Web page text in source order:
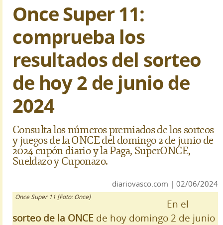
Once Super 11:
comprueba los
resultados del sorteo
de hoy 2 de junio de
2024
Consulta los números premiados de los sorteos
y juegos de la ONCE del domingo 2 de junio de
2024 cupón diario y la Paga, SuperONCE,
Sueldazo y Cuponazo.
diariovasco.com | 02/06/2024
Once Super 11 [Foto: Once]
En el
sorteo de la ONCE de hoy domingo 2 de junio